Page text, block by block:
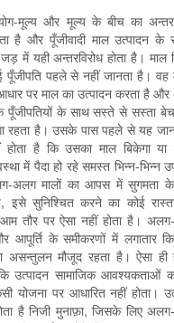
मूल्य और मूल्य के बीच का
है और पूँजीवादी माल उत्पादन के
जड़ में यही अन्तरविरोध होता है। माल
पूँजीपति पहले से नहीं जानता है। वह
पर माल का उत्पादन करता है और
पूँजीपतियों के साथ सस्ते से सस्ता
रहता है। उसके पास पहले से यह
होता है कि उसका माल बिकेगा या
में पैदा हो रहे समस्त भिन्न-भिन्न
अलग मालों का आपस में सुगमता
इसे सुनिश्चित करने का कोई
तौर पर ऐसा नहीं होता है।
आपूर्ति के समीकरणों में लगातार
असन्तुलन मौजूद रहता है। ऐसा ही
उत्पादन सामाजिक आवश्यकताओं
योजना पर आधारित नहीं होता।
है निजी मुनाफ़ा, जिसके लिए